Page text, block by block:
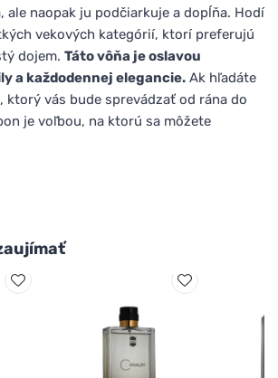
ale naopak ju podčiarkuje a dopĺňa. Hodí
vekových kategórií, ktorí preferujú
dojem. Táto vôňa je oslavou
a každodennej elegancie. Ak hľadáte
ktorý vás bude sprevádzať od rána do
je voľbou, na ktorú sa môžete